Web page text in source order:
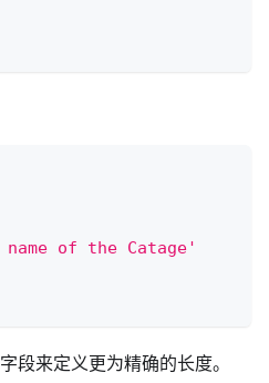
name of the Catage'
段来定义更为精确的长度。